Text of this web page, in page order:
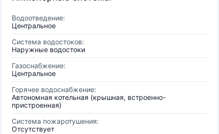
Водоотведение:
Центральное
Система водостоков:
Наружные водостоки
Газоснабжение:
Центральное
Горячее водоснабжение:
Автономная котельная (крышная, встроенно-
пристроенная)
Система пожаротушения:
Отсутствует